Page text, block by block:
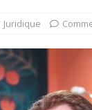
Juridique